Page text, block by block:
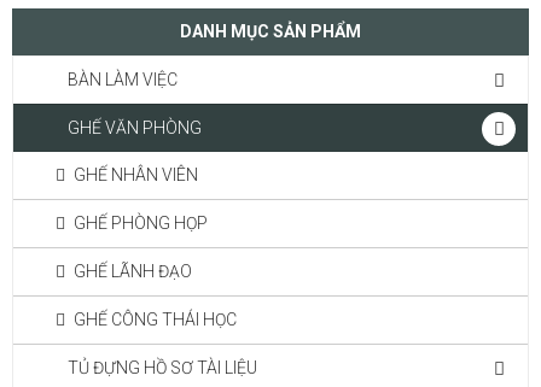
DANH MỤC SẢN PHẨM
BÀN LÀM VIỆC
GHẾ VĂN PHÒNG
GHẾ NHÂN VIÊN
GHẾ PHÒNG HỌP
GHẾ LÃNH ĐẠO
GHẾ CÔNG THÁI HỌC
TỦ ĐỰNG HỒ SƠ TÀI LIỆU